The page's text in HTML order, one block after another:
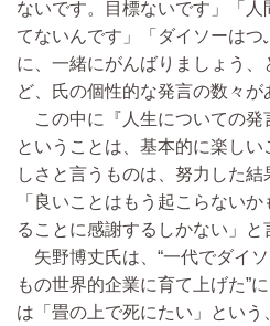
ないです。目標ないです」「
てないんです」「ダイソーは
に、一緒にがんばりましょう
ど、氏の個性的な発言の数々が
この中に『人生についての発
ということは、基本的に楽し
しさと言うものは、努力した結
「良いことはもう起こらない
ることに感謝するしかない」と
矢野博丈氏は、“一代でダイ
もの世界的企業に育て上げた”
は「畳の上で死にたい」という